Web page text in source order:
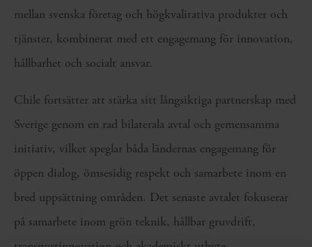
mellan svenska företag och högkvalitativa produkter och
tjänster, kombinerat med ett engagemang för innovation,
hållbarhet och socialt ansvar.
Chile fortsätter att stärka sitt långsiktiga partnerskap med
Sverige genom en rad bilaterala avtal och gemensamma
initiativ, vilket speglar båda ländernas engagemang för
öppen dialog, ömsesidig respekt och samarbete inom en
bred uppsättning områden. Det senaste avtalet fokuserar
på samarbete inom grön teknik, hållbar gruvdrift,